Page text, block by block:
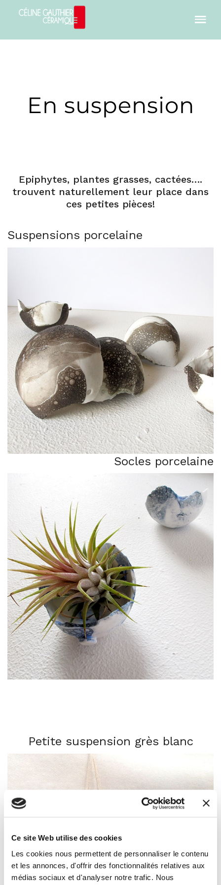
Ce site Web utilise des cookies
Les cookies nous permettent de personnaliser le contenu
et les annonces, d'offrir des fonctionnalités relatives aux
médias sociaux et d'analyser notre trafic. Nous
En suspension
Epiphytes, plantes grasses, cactées….
trouvent naturellement leur place dans
ces petites pièces!
Suspensions porcelaine
Socles porcelaine
Petite suspension grès blanc